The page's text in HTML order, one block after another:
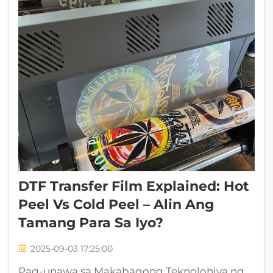
DTF Transfer Film Explained: Hot
Peel Vs Cold Peel – Alin Ang
Tamang Para Sa Iyo?
2025-09-03 17:25:00